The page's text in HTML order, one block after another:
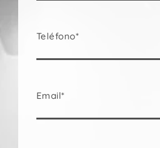
Teléfono*
Email*